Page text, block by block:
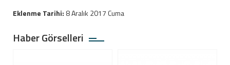
Eklenme Tarihi: 8 Aralık 2017 Cuma
Haber Görselleri